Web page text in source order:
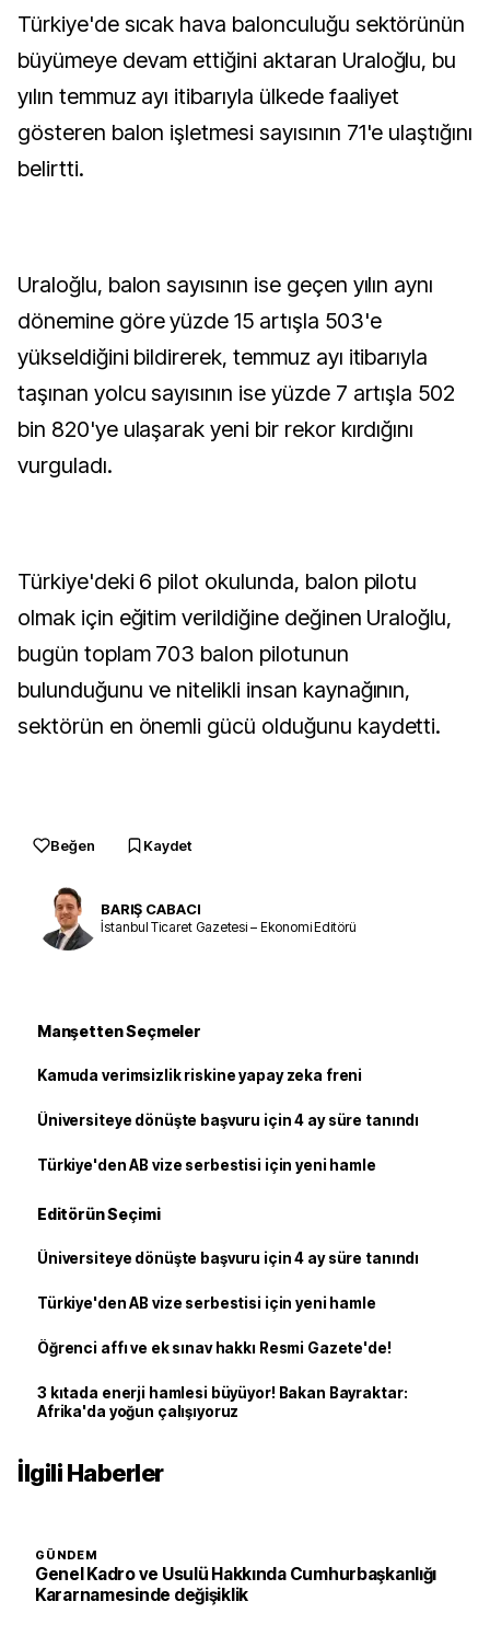
Türkiye'de sıcak hava balonculuğu sektörünün
büyümeye devam ettiğini aktaran Uraloğlu, bu
yılın temmuz ayı itibarıyla ülkede faaliyet
gösteren balon işletmesi sayısının 71'e ulaştığını
belirtti.
Uraloğlu, balon sayısının ise geçen yılın aynı
dönemine göre yüzde 15 artışla 503'e
yükseldiğini bildirerek, temmuz ayı itibarıyla
taşınan yolcu sayısının ise yüzde 7 artışla 502
bin 820'ye ulaşarak yeni bir rekor kırdığını
vurguladı.
Türkiye'deki 6 pilot okulunda, balon pilotu
olmak için eğitim verildiğine değinen Uraloğlu,
bugün toplam 703 balon pilotunun
bulunduğunu ve nitelikli insan kaynağının,
sektörün en önemli gücü olduğunu kaydetti.
Beğen Kaydet
BARIŞ CABACI
İstanbul Ticaret Gazetesi – Ekonomi Editörü
Manşetten Seçmeler
Kamuda verimsizlik riskine yapay zeka freni
Üniversiteye dönüşte başvuru için 4 ay süre tanındı
Türkiye'den AB vize serbestisi için yeni hamle
Editörün Seçimi
Üniversiteye dönüşte başvuru için 4 ay süre tanındı
Türkiye'den AB vize serbestisi için yeni hamle
Öğrenci affı ve ek sınav hakkı Resmi Gazete'de!
3 kıtada enerji hamlesi büyüyor! Bakan Bayraktar:
Afrika'da yoğun çalışıyoruz
İlgili Haberler
GÜNDEM
Genel Kadro ve Usulü Hakkında Cumhurbaşkanlığı
Kararnamesinde değişiklik